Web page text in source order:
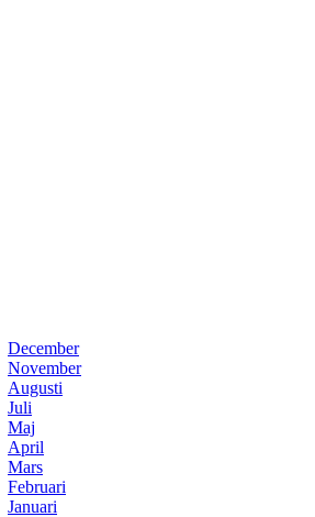
December
November
Augusti
Juli
Maj
April
Mars
Februari
Januari